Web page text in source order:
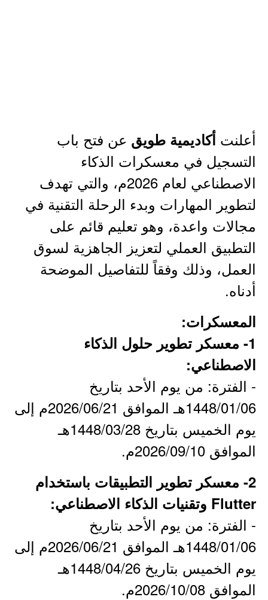
أعلنت أكاديمية طويق عن فتح باب
التسجيل في معسكرات الذكاء
الاصطناعي لعام 2026م، والتي تهدف
لتطوير المهارات وبدء الرحلة التقنية في
مجالات واعدة، وهو تعليم قائم على
التطبيق العملي لتعزيز الجاهزية لسوق
العمل، وذلك وفقاً للتفاصيل الموضحة
أدناه.
المعسكرات:
1- معسكر تطوير حلول الذكاء
الاصطناعي:
- الفترة: من يوم الأحد بتاريخ
1448/01/06هـ الموافق 2026/06/21م إلى
يوم الخميس بتاريخ 1448/03/28هـ
الموافق 2026/09/10م.
2- معسكر تطوير التطبيقات باستخدام
Flutter وتقنيات الذكاء الاصطناعي:
- الفترة: من يوم الأحد بتاريخ
1448/01/06هـ الموافق 2026/06/21م إلى
يوم الخميس بتاريخ 1448/04/26هـ
الموافق 2026/10/08م.